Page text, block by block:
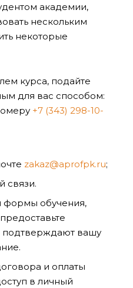
академии,
нескольким
некоторые
курса, подайте
для вас способом:
+7 (343) 298-10-
zakaz@aprofpk.ru;
связи.
формы обучения,
подтверждают вашу
и оплаты
в личный